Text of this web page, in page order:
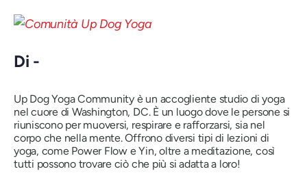
Di -
Up Dog Yoga Community è un accogliente studio di yoga
nel cuore di Washington, DC. È un luogo dove le persone si
riuniscono per muoversi, respirare e rafforzarsi, sia nel
corpo che nella mente. Offrono diversi tipi di lezioni di
yoga, come Power Flow e Yin, oltre a meditazione, così
tutti possono trovare ciò che più si adatta a loro!